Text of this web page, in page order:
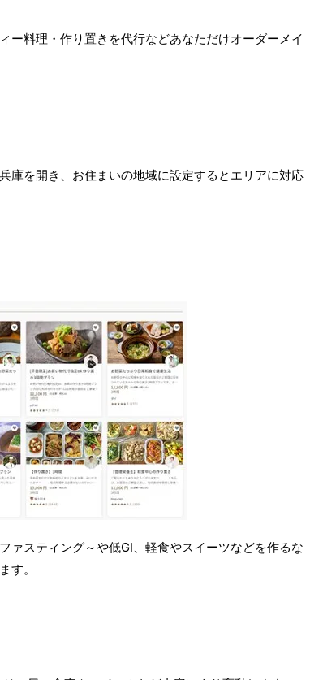
ー料理・作り置きを代行などあなただけオーダーメイ
庫を開き、お住まいの地域に設定するとエリアに対応
ァスティング～や低GI、軽食やスイーツなどを作るな
す。